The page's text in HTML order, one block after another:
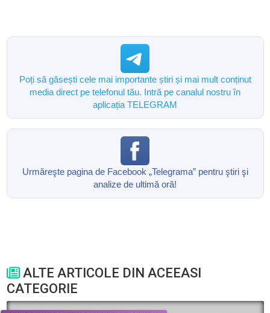
Poți să găsești cele mai importante știri și mai mult conținut
media direct pe telefonul tău. Intră pe canalul nostru în
aplicația TELEGRAM
Urmăreşte pagina de Facebook „Telegrama” pentru ştiri şi
analize de ultimă oră!
ALTE ARTICOLE DIN ACEEASI
CATEGORIE